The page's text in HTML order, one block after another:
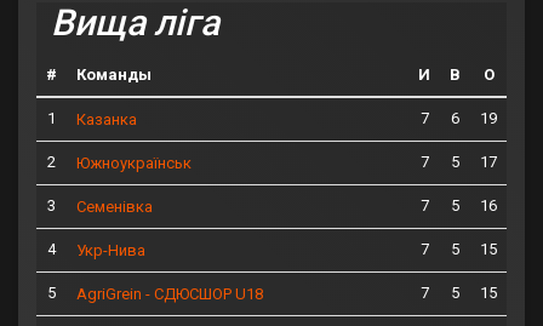
Вища ліга
# Команды И В О
1 Казанка 7 6 19
2 Южноукраїнськ 7 5 17
3 Семенівка 7 5 16
4 Укр-Нива 7 5 15
5 AgriGrein - СДЮСШОР U18 7 5 15